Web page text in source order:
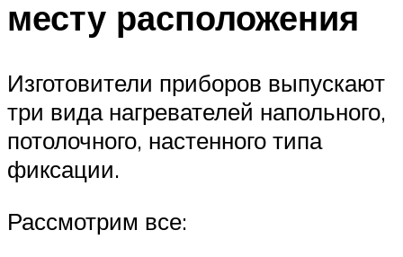
месту расположения
Изготовители приборов выпускают
три вида нагревателей напольного,
потолочного, настенного типа
фиксации.
Рассмотрим все: